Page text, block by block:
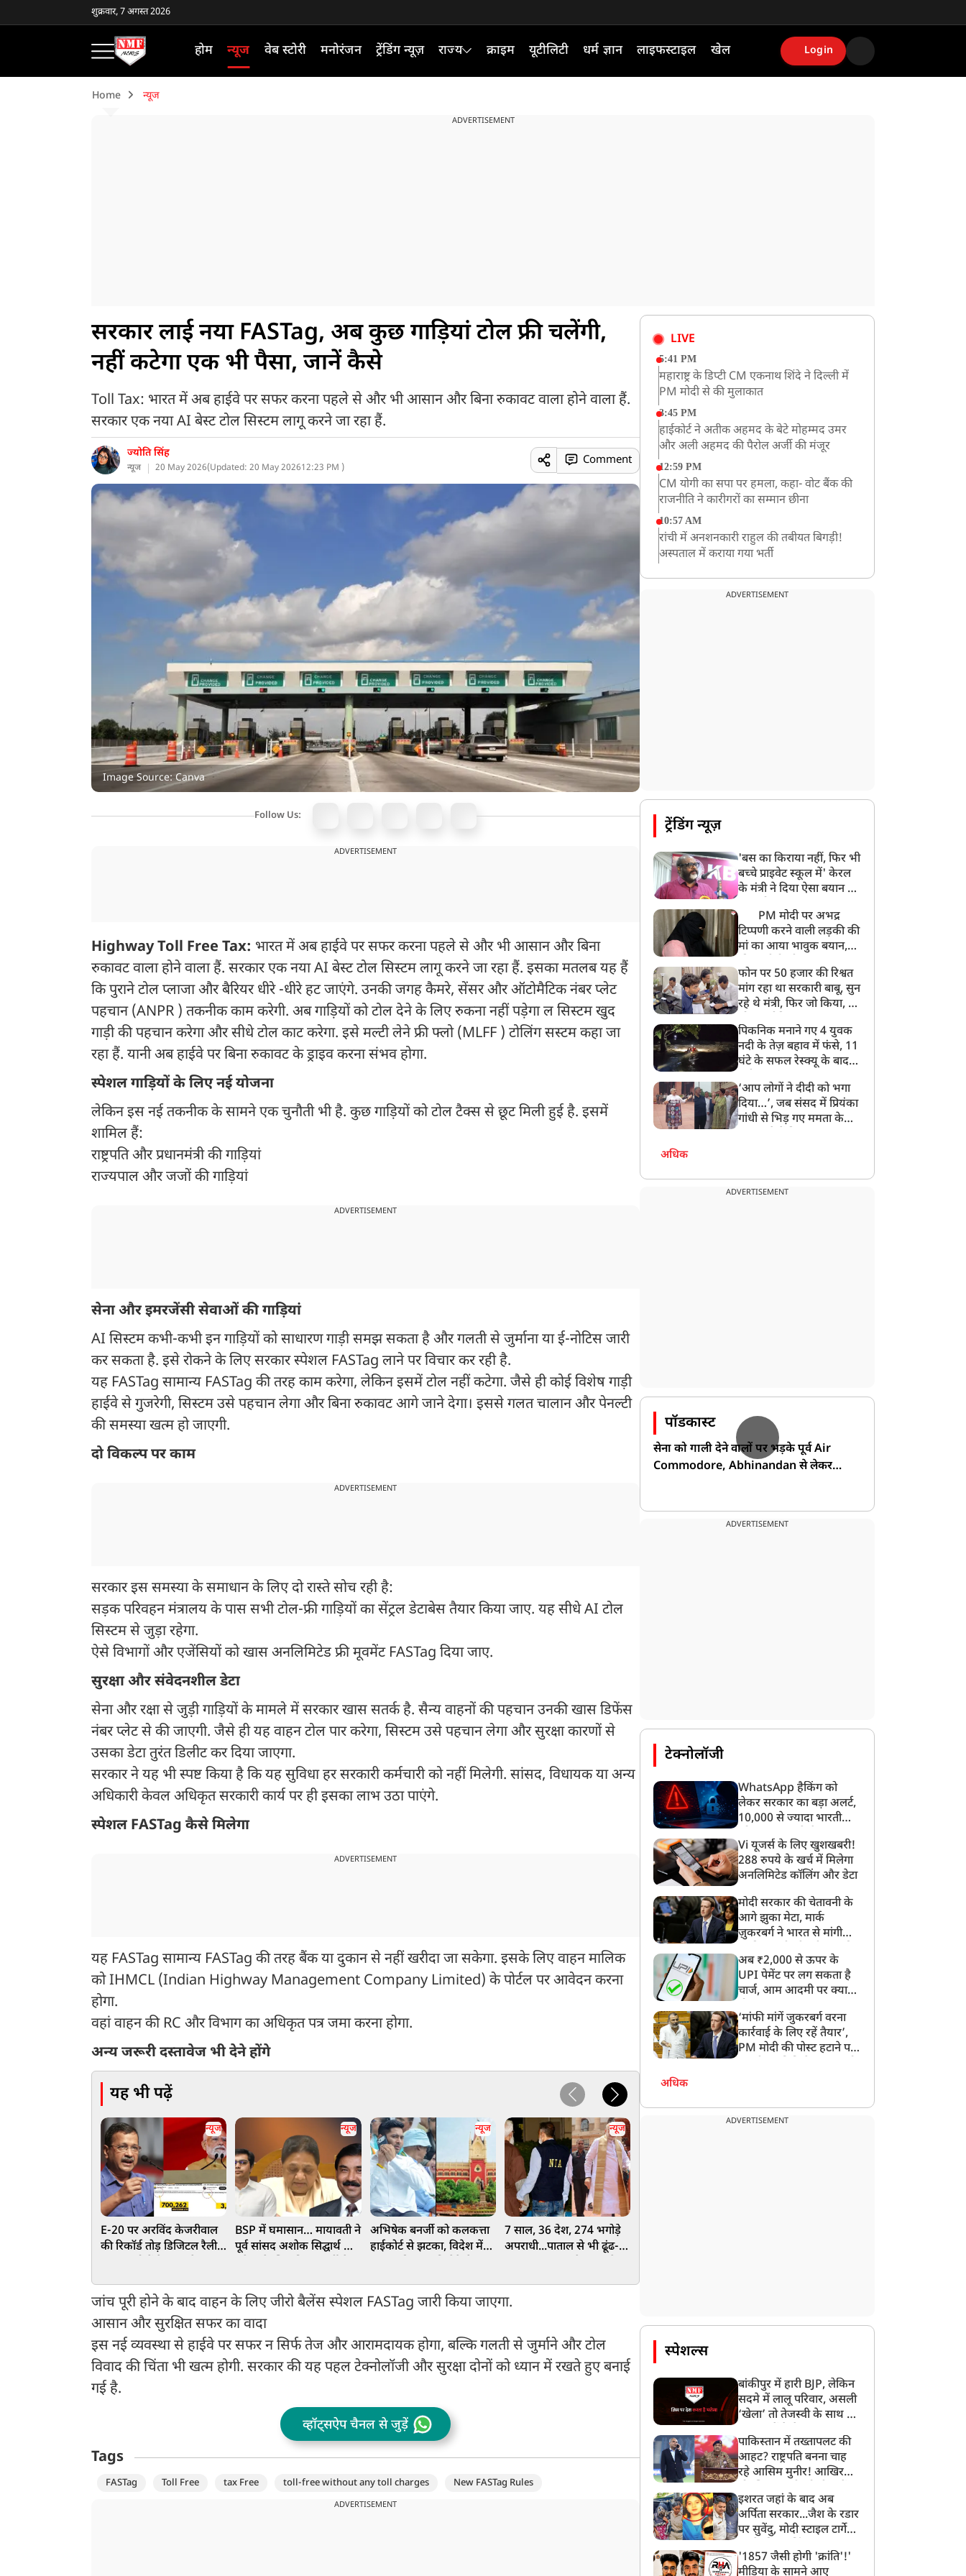
शुक्रवार, 7 अगस्त 2026
होम न्यूज वेब स्टोरी मनोरंजन ट्रेंडिंग न्यूज़ राज्य क्राइम यूटीलिटी धर्म ज्ञान लाइफस्टाइल खेल Login
Home न्यूज
ADVERTISEMENT
सरकार लाई नया FASTag, अब कुछ गाड़ियां टोल फ्री चलेंगी,
नहीं कटेगा एक भी पैसा, जानें कैसे
Toll Tax: भारत में अब हाईवे पर सफर करना पहले से और भी आसान और बिना रुकावट वाला होने वाला हैं.
सरकार एक नया AI बेस्ट टोल सिस्टम लागू करने जा रहा हैं.
ज्योति सिंह
न्यूज 20 May 2026(Updated: 20 May 202612:23 PM )
Comment
Image Source: Canva
Follow Us:
ADVERTISEMENT
Highway Toll Free Tax: भारत में अब हाईवे पर सफर करना पहले से और भी आसान और बिना
रुकावट वाला होने वाला हैं. सरकार एक नया AI बेस्ट टोल सिस्टम लागू करने जा रहा हैं. इसका मतलब यह हैं
कि पुराने टोल प्लाजा और बैरियर धीरे -धीरे हट जाएंगे. उनकी जगह कैमरे, सेंसर और ऑटोमैटिक नंबर प्लेट
पहचान (ANPR ) तकनीक काम करेगी. अब गाड़ियों को टोल देने के लिए रुकना नहीं पड़ेगा ल सिस्टम खुद
गाड़ी की पहचान करेगा और सीधे टोल काट करेगा. इसे मल्टी लेने फ्री फ्लो (MLFF ) टोलिंग सस्टम कहा जा
रहा हैं. यानी अब हाईवे पर बिना रुकावट के ड्राइव करना संभव होगा.
स्पेशल गाड़ियों के लिए नई योजना
लेकिन इस नई तकनीक के सामने एक चुनौती भी है. कुछ गाड़ियों को टोल टैक्स से छूट मिली हुई है. इसमें
शामिल हैं:
राष्ट्रपति और प्रधानमंत्री की गाड़ियां
राज्यपाल और जजों की गाड़ियां
ADVERTISEMENT
सेना और इमरजेंसी सेवाओं की गाड़ियां
AI सिस्टम कभी-कभी इन गाड़ियों को साधारण गाड़ी समझ सकता है और गलती से जुर्माना या ई-नोटिस जारी
कर सकता है. इसे रोकने के लिए सरकार स्पेशल FASTag लाने पर विचार कर रही है.
यह FASTag सामान्य FASTag की तरह काम करेगा, लेकिन इसमें टोल नहीं कटेगा. जैसे ही कोई विशेष गाड़ी
हाईवे से गुजरेगी, सिस्टम उसे पहचान लेगा और बिना रुकावट आगे जाने देगा। इससे गलत चालान और पेनल्टी
की समस्या खत्म हो जाएगी.
दो विकल्प पर काम
ADVERTISEMENT
सरकार इस समस्या के समाधान के लिए दो रास्ते सोच रही है:
सड़क परिवहन मंत्रालय के पास सभी टोल-फ्री गाड़ियों का सेंट्रल डेटाबेस तैयार किया जाए. यह सीधे AI टोल
सिस्टम से जुड़ा रहेगा.
ऐसे विभागों और एजेंसियों को खास अनलिमिटेड फ्री मूवमेंट FASTag दिया जाए.
सुरक्षा और संवेदनशील डेटा
सेना और रक्षा से जुड़ी गाड़ियों के मामले में सरकार खास सतर्क है. सैन्य वाहनों की पहचान उनकी खास डिफेंस
नंबर प्लेट से की जाएगी. जैसे ही यह वाहन टोल पार करेगा, सिस्टम उसे पहचान लेगा और सुरक्षा कारणों से
उसका डेटा तुरंत डिलीट कर दिया जाएगा.
सरकार ने यह भी स्पष्ट किया है कि यह सुविधा हर सरकारी कर्मचारी को नहीं मिलेगी. सांसद, विधायक या अन्य
अधिकारी केवल अधिकृत सरकारी कार्य पर ही इसका लाभ उठा पाएंगे.
स्पेशल FASTag कैसे मिलेगा
ADVERTISEMENT
यह FASTag सामान्य FASTag की तरह बैंक या दुकान से नहीं खरीदा जा सकेगा. इसके लिए वाहन मालिक
को IHMCL (Indian Highway Management Company Limited) के पोर्टल पर आवेदन करना
होगा.
वहां वाहन की RC और विभाग का अधिकृत पत्र जमा करना होगा.
अन्य जरूरी दस्तावेज भी देने होंगे
यह भी पढ़ें
न्यूज
E-20 पर अरविंद केजरीवाल
की रिकॉर्ड तोड़ डिजिटल रैली,
आवास तक मार्च का ऐलान
न्यूज
BSP में घमासान… मायावती ने
पूर्व सांसद अशोक सिद्घार्थ को
न्यूज
अभिषेक बनर्जी को कलकत्ता
हाईकोर्ट से झटका, विदेश में
न्यूज
7 साल, 36 देश, 274 भगोड़े
अपराधी...पाताल से भी ढूंढ-
संपत्ति भी जब्त
कहा- नए सांसदों को मौका दें
जांच पूरी होने के बाद वाहन के लिए जीरो बैलेंस स्पेशल FASTag जारी किया जाएगा.
आसान और सुरक्षित सफर का वादा
इस नई व्यवस्था से हाईवे पर सफर न सिर्फ तेज और आरामदायक होगा, बल्कि गलती से जुर्माने और टोल
विवाद की चिंता भी खत्म होगी. सरकार की यह पहल टेक्नोलॉजी और सुरक्षा दोनों को ध्यान में रखते हुए बनाई
गई है.
व्हॉट्सऐप चैनल से जुड़ें
Tags
FASTag Toll Free tax Free toll-free without any toll charges New FASTag Rules
ADVERTISEMENT
LIVE
5:41 PM
महाराष्ट्र के डिप्टी CM एकनाथ शिंदे ने दिल्ली में
PM मोदी से की मुलाकात
3:45 PM
हाईकोर्ट ने अतीक अहमद के बेटे मोहम्मद उमर
और अली अहमद की पैरोल अर्जी की मंजूर
12:59 PM
CM योगी का सपा पर हमला, कहा- वोट बैंक की
राजनीति ने कारीगरों का सम्मान छीना
10:57 AM
रांची में अनशनकारी राहुल की तबीयत बिगड़ी!
अस्पताल में कराया गया भर्ती
CBI का बड़ा खुलासा, NTA के एक्सपर्ट्स ने ही
ADVERTISEMENT
ट्रेंडिंग न्यूज़
'बस का किराया नहीं, फिर भी
बच्चे प्राइवेट स्कूल में' केरल
के मंत्री ने दिया ऐसा बयान की
PM मोदी पर अभद्र
टिप्पणी करने वाली लड़की की
मां का आया भावुक बयान,
बेटी को गोद लें प्रधानमंत्री
फोन पर 50 हजार की रिश्वत
मांग रहा था सरकारी बाबू, सुन
रहे थे मंत्री, फिर जो किया, वो
पिकनिक मनाने गए 4 युवक
नदी के तेज़ बहाव में फंसे, 11
घंटे के सफल रेस्क्यू के बाद
‘आप लोगों ने दीदी को भगा
दिया…’, जब संसद में प्रियंका
गांधी से भिड़ गए ममता के
अधिक
ADVERTISEMENT
पॉडकास्ट
सेना को गाली देने वालों पर भड़के पूर्व Air
Commodore, Abhinandan से लेकर
ADVERTISEMENT
टेक्नोलॉजी
WhatsApp हैकिंग को
लेकर सरकार का बड़ा अलर्ट,
10,000 से ज्यादा भारतीयों
गया
Vi यूजर्स के लिए खुशखबरी!
288 रुपये के खर्च में मिलेगा
अनलिमिटेड कॉलिंग और डेटा
मोदी सरकार की चेतावनी के
आगे झुका मेटा, मार्क
ज़ुकरबर्ग ने भारत से मांगी
अब ₹2,000 से ऊपर के
UPI पेमेंट पर लग सकता है
चार्ज, आम आदमी पर क्या
‘मांफी मांगें जुकरबर्ग वरना
कार्रवाई के लिए रहें तैयार’,
PM मोदी की पोस्ट हटाने पर
अधिक
ADVERTISEMENT
स्पेशल्स
बांकीपुर में हारी BJP, लेकिन
सदमे में लालू परिवार, असली
‘खेला’ तो तेजस्वी के साथ हो
पाकिस्तान में तख्तापलट की
आहट? राष्ट्रपति बनना चाह
रहे आसिम मुनीर! आखिर
बनाया मोहरा?
इशरत जहां के बाद अब
अर्पिता सरकार...जैश के रडार
पर सुवेंदु, मोदी स्टाइल टार्गेट
बड़ा एक्शन!
'1857 जैसी होगी 'क्रांति'!'
मीडिया के सामने आए